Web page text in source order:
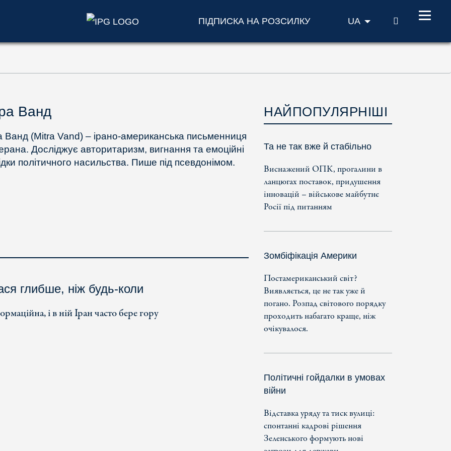
ПІДПИСКА НА РОЗСИЛКУ UA ПОШУК
Ванд
Ванд (Mitra Vand) – ірано-американська письменниця
Досліджує авторитаризм, вигнання та емоційні
політичного насильства. Пише під псевдонімом.
глибше, ніж будь-коли
і в ній Іран часто бере гору
НАЙПОПУЛЯРНІШІ
Та не так вже й стабільно
Виснажений ОПК, прогалини в
ланцюгах поставок, придушення
інновацій – військове майбутнє
Росії під питанням
Зомбіфікація Америки
Постамериканський світ?
Виявляється, це не так уже й
погано. Розпад світового порядку
проходить набагато краще, ніж
очікувалося.
Політичні гойдалки в умовах
війни
Відставка уряду та тиск вулиці:
спонтанні кадрові рішення
Зеленського формують нові